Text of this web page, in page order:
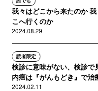
我々はどこから来たのか
こへ行くのか
2024.08.29
読者限定
検診に意味がない、検診で
内癌は『がんもどき』で治
2024.02.11